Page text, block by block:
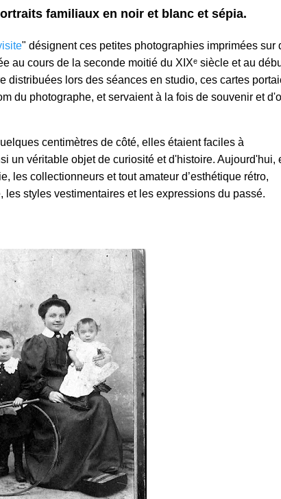
familiaux en noir et blanc et sépia.
" désignent ces petites photographies imprimées sur
au cours de la seconde moitié du XIXᵉ siècle et au
distribuées lors des séances en studio, ces cartes
du photographe, et servaient à la fois de souvenir et
centimètres de côté, elles étaient faciles à
un véritable objet de curiosité et d'histoire. Aujourd'hui,
les collectionneurs et tout amateur d’esthétique rétro,
les styles vestimentaires et les expressions du passé.